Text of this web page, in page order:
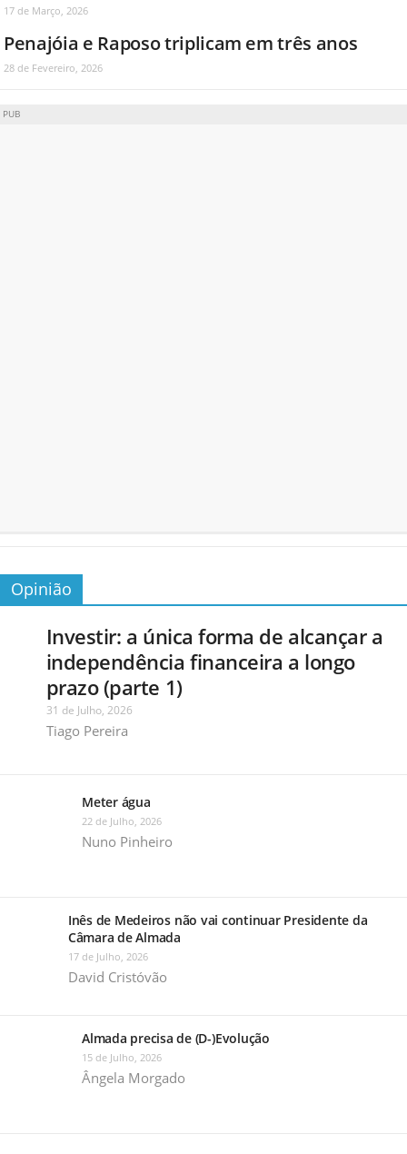
17 de Março, 2026
Penajóia e Raposo triplicam em três anos
28 de Fevereiro, 2026
PUB
Opinião
Investir: a única forma de alcançar a
independência financeira a longo
prazo (parte 1)
31 de Julho, 2026
Tiago Pereira
Meter água
22 de Julho, 2026
Nuno Pinheiro
Inês de Medeiros não vai continuar Presidente da
Câmara de Almada
17 de Julho, 2026
David Cristóvão
Almada precisa de (D-)Evolução
15 de Julho, 2026
Ângela Morgado